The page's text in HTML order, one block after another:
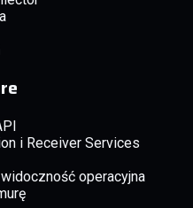
i Receiver Services
operacyjna